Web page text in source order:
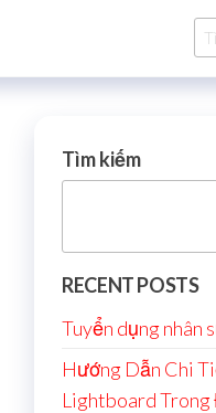
Tìm kiếm
RECENT POSTS
Tuyển dụng nhân
Hướng Dẫn Chi
Lightboard Trong